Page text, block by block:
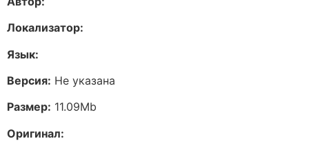
Локализатор:
Язык:
Версия: Не указана
Размер: 11.09Mb
Оригинал: